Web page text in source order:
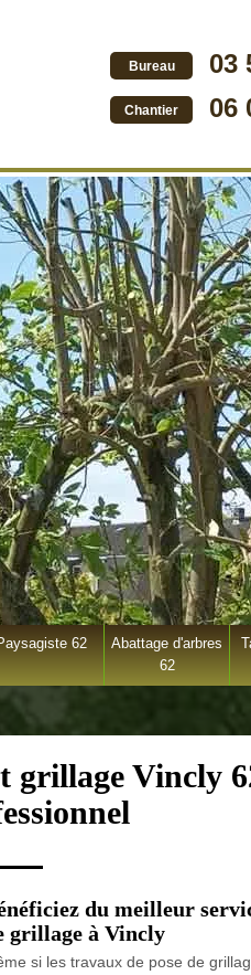
Bureau 03
Chantier 06
62
Abattage d'arbres
62
grillage Vincly
du meilleur
grillage à Vincly
si les travaux de pose de